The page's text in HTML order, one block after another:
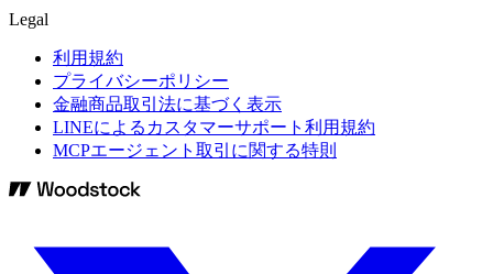
Legal
利用規約
プライバシーポリシー
金融商品取引法に基づく表示
LINEによるカスタマーサポート利用規約
MCPエージェント取引に関する特則